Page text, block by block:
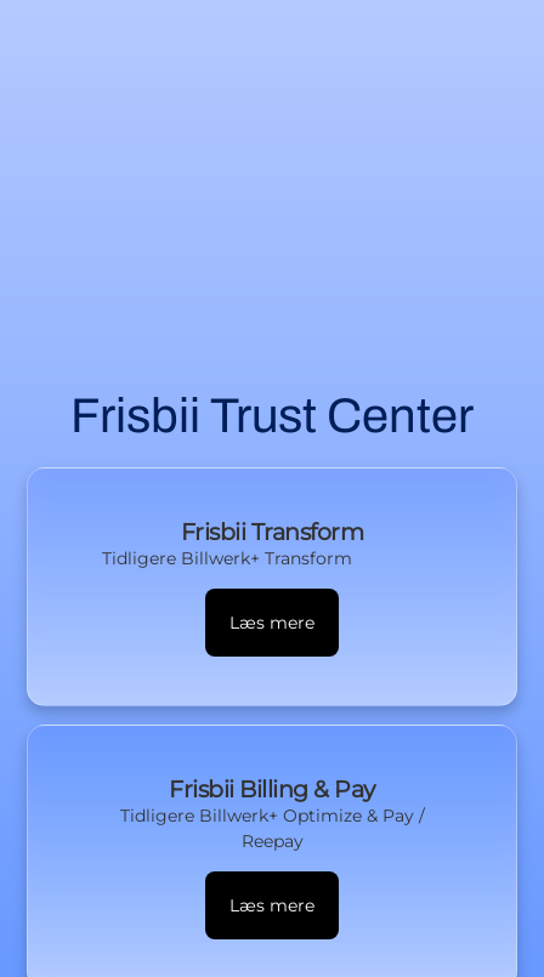
Frisbii Trust Center
Frisbii Transform
Tidligere Billwerk+ Transform
Læs mere
Frisbii Billing & Pay
Tidligere Billwerk+ Optimize & Pay /
Reepay
Læs mere